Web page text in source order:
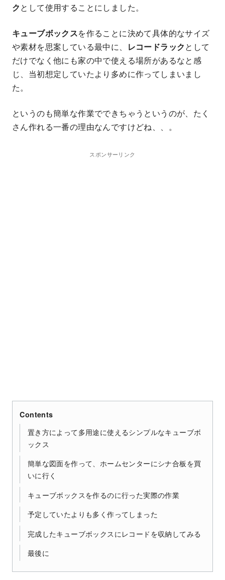
クとして使用することにしました。
キューブボックスを作ることに決めて具体的なサイズ
や素材を思案している最中に、
レコードラックとして
だけでなく他にも家の中で使える場所があるなと感
じ、当初想定していたより多めに作ってしまいまし
た。
というのも簡単な作業でできちゃうというのが、たく
さん作れる一番の理由なんですけどね、、。
スポンサーリンク
Contents
置き方によって多用途に使えるシンプルなキューブボ
ックス
簡単な図面を作って、ホームセンターにシナ合板を買
いに行く
キューブボックスを作るのに行った実際の作業
予定していたよりも多く作ってしまった
完成したキューブボックスにレコードを収納してみる
最後に